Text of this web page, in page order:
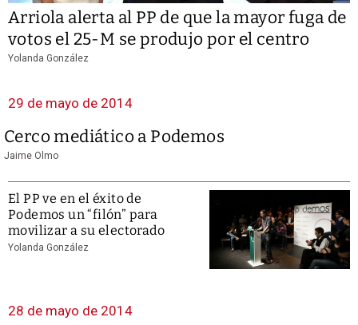
Arriola alerta al PP de que la mayor fuga de
votos el 25-M se produjo por el centro
Yolanda González
29 de mayo de 2014
Cerco mediático a Podemos
Jaime Olmo
El PP ve en el éxito de
Podemos un “filón” para
movilizar a su electorado
Yolanda González
28 de mayo de 2014